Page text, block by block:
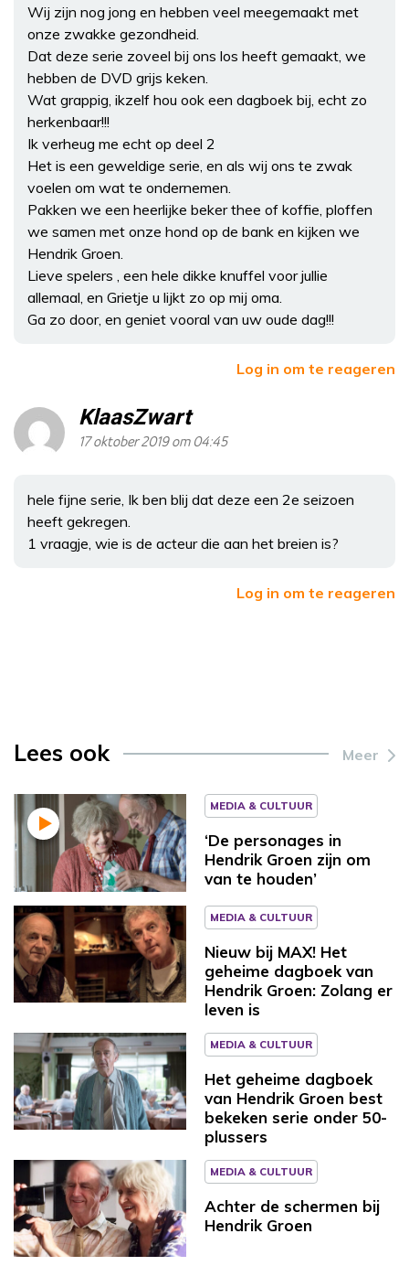
Wij zijn nog jong en hebben veel meegemaakt met
onze zwakke gezondheid.
Dat deze serie zoveel bij ons los heeft gemaakt, we
hebben de DVD grijs keken.
Wat grappig, ikzelf hou ook een dagboek bij, echt zo
herkenbaar!!!
Ik verheug me echt op deel 2
Het is een geweldige serie, en als wij ons te zwak
voelen om wat te ondernemen.
Pakken we een heerlijke beker thee of koffie, ploffen
we samen met onze hond op de bank en kijken we
Hendrik Groen.
Lieve spelers , een hele dikke knuffel voor jullie
allemaal, en Grietje u lijkt zo op mij oma.
Ga zo door, en geniet vooral van uw oude dag!!!
Log in om te reageren
KlaasZwart
17 oktober 2019 om 04:45
hele fijne serie, Ik ben blij dat deze een 2e seizoen
heeft gekregen.
1 vraagje, wie is de acteur die aan het breien is?
Log in om te reageren
Lees ook Meer
MEDIA & CULTUUR
‘De personages in
Hendrik Groen zijn om
van te houden’
MEDIA & CULTUUR
Nieuw bij MAX! Het
geheime dagboek van
Hendrik Groen: Zolang er
leven is
MEDIA & CULTUUR
Het geheime dagboek
van Hendrik Groen best
bekeken serie onder 50-
plussers
MEDIA & CULTUUR
Achter de schermen bij
Hendrik Groen